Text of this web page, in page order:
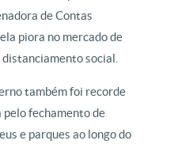
de Contas
piora no mercado de
social.
também foi recorde
pelo fechamento de
e parques ao longo do